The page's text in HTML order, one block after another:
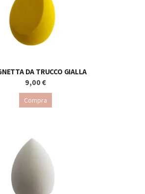
DA TRUCCO GIALLA
9,00 €
Compra